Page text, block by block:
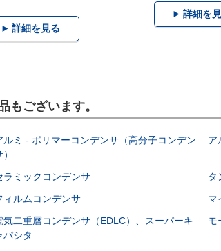
詳細を見る
詳細を
もございます。
ルミ - ポリマーコンデンサ（高分子コンデン
ア
ラミックコンデンサ タ
ィルムコンデンサ マ
気二重層コンデンサ（EDLC）、スーパーキ
パシタ
モ